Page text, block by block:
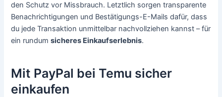
den Schutz vor Missbrauch. Letztlich sorgen transparente
Benachrichtigungen und Bestätigungs-E-Mails dafür, dass
du jede Transaktion unmittelbar nachvollziehen kannst – für
ein rundumsicheres Einkaufserlebnis.
Mit PayPal bei Temu sicher
einkaufen